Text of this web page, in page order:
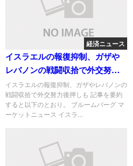
経済ニュース
イスラエルの報復抑制、ガザや
レバノンの戦闘収拾で外交努力
後押しも
イスラエルの報復抑制、ガザやレバノンの
戦闘収拾で外交努力後押しも 記事を要約
すると以下のとおり。 ブルームバーグ マ
ーケットニュース イスラ...